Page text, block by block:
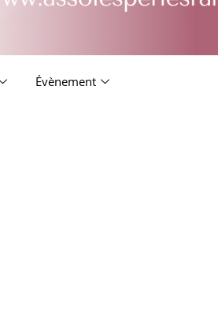
Évènement